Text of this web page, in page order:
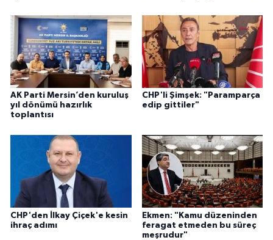
AK Parti Mersin’den kuruluş
yıl dönümü hazırlık
toplantısı
CHP'li Şimşek: "Paramparça
edip gittiler"
CHP'den İlkay Çiçek'e kesin
ihraç adımı
Ekmen: "Kamu düzeninden
feragat etmeden bu süreç
meşrudur"